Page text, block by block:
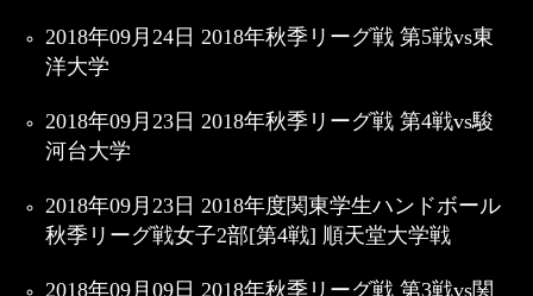
2018年09月24日 2018年秋季リーグ戦 第5戦vs東
洋大学
2018年09月23日 2018年秋季リーグ戦 第4戦vs駿
河台大学
2018年09月23日 2018年度関東学生ハンドボール
秋季リーグ戦女子2部[第4戦] 順天堂大学戦
2018年09月09日 2018年秋季リーグ戦 第3戦vs関